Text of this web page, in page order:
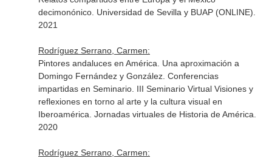
decimonónico. Universidad de Sevilla y BUAP (ONLINE).
2021
Rodríguez Serrano, Carmen:
Pintores andaluces en América. Una aproximación a
Domingo Fernández y González. Conferencias
impartidas en Seminario. III Seminario Virtual Visiones y
reflexiones en torno al arte y la cultura visual en
Iberoamérica. Jornadas virtuales de Historia de América.
2020
Rodríguez Serrano, Carmen: